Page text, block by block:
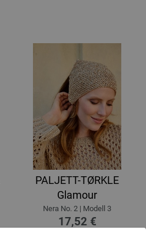
PALJETT-TØRKLE
Glamour
Nera No. 2 | Modell 3
17,52 €